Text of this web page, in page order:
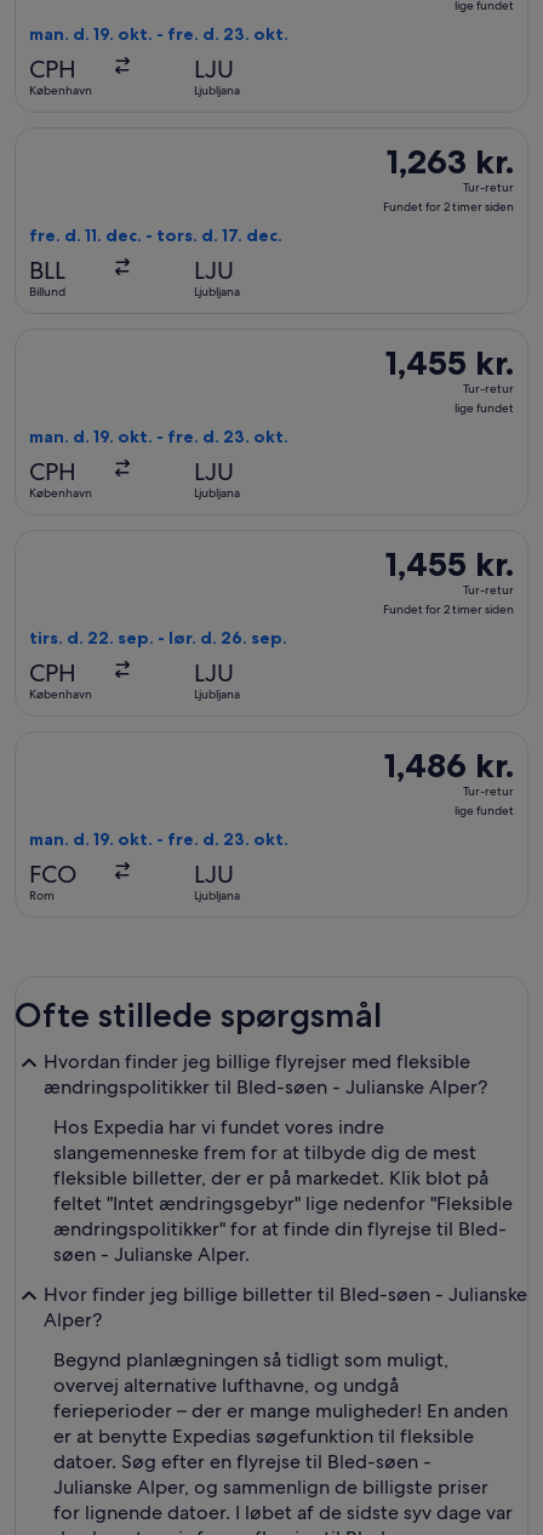
lige fundet
man. d. 19. okt. - fre. d. 23. okt.
CPH
København
LJU
Ljubljana
1,263 kr.
Tur-
retur,
1,263 kr.
Tur-retur
Fundet for 2 timer siden
fre. d. 11. dec. - tors. d. 17. dec.
BLL
Billund
LJU
Ljubljana
1,455 kr.
Tur-
1,455 kr.
Tur-retur
lige fundet
man. d. 19. okt. - fre. d. 23. okt.
CPH
København
LJU
Ljubljana
1,455 kr.
Tur-
retur,
1,455 kr.
Tur-retur
Fundet for 2 timer siden
tirs. d. 22. sep. - lør. d. 26. sep.
CPH
København
LJU
Ljubljana
1,486 kr.
Tur-
1,486 kr.
Tur-retur
lige fundet
man. d. 19. okt. - fre. d. 23. okt.
FCO
Rom
LJU
Ljubljana
Ofte stillede spørgsmål
Hvordan finder jeg billige flyrejser med fleksible
ændringspolitikker til Bled-søen - Julianske Alper?
Hos Expedia har vi fundet vores indre
slangemenneske frem for at tilbyde dig de mest
fleksible billetter, der er på markedet. Klik blot på
feltet "Intet ændringsgebyr" lige nedenfor "Fleksible
ændringspolitikker" for at finde din flyrejse til Bled-
søen - Julianske Alper.
Hvor finder jeg billige billetter til Bled-søen - Julianske
Alper?
Begynd planlægningen så tidligt som muligt,
overvej alternative lufthavne, og undgå
ferieperioder – der er mange muligheder! En anden
er at benytte Expedias søgefunktion til fleksible
datoer. Søg efter en flyrejse til Bled-søen -
Julianske Alper, og sammenlign de billigste priser
for lignende datoer. I løbet af de sidste syv dage var